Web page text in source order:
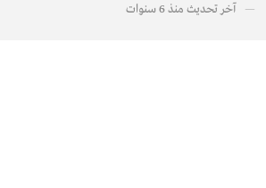
آخر تحديث منذ 6 سنوات